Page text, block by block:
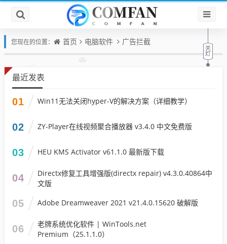
您现在的位置： 首页 电脑软件 广告拦截
最近发表
01 Win11无法关闭hyper-V的解决方案（详细教学）
02 ZY-Player在线视频聚合播放器 v3.4.0 中文免费版
03 HEU KMS Activator v61.1.0 最新版下载
04
Directx修复工具增强版(directx repair) v4.3.0.40864中
文版
05 Adobe Dreamweaver 2021 v21.4.0.15620 破解版
06
老牌系统优化软件 | WinTools.net
Premium（25.1.1.0）